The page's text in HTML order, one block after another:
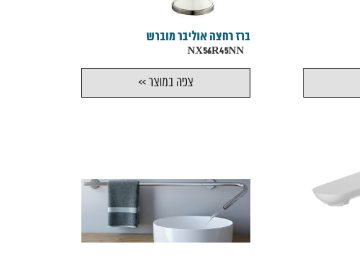
ברז רחצה אוליבר מוברש
NX56R45NN
צפה במוצר >>